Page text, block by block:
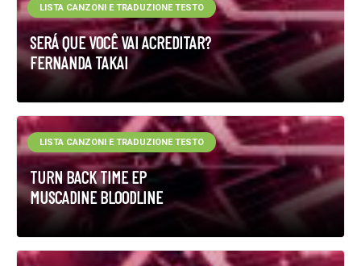
SERÁ QUE VOCÊ VAI ACREDITAR?
FERNANDA TAKAI
LISTA CANZONI E TRADUZIONE TESTO
TURN BACK TIME EP
MUSCADINE BLOODLINE
LISTA CANZONI E TRADUZIONE TESTO